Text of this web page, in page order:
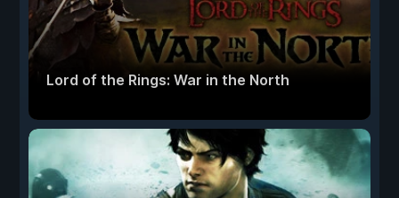
Lord of the Rings: War in the North